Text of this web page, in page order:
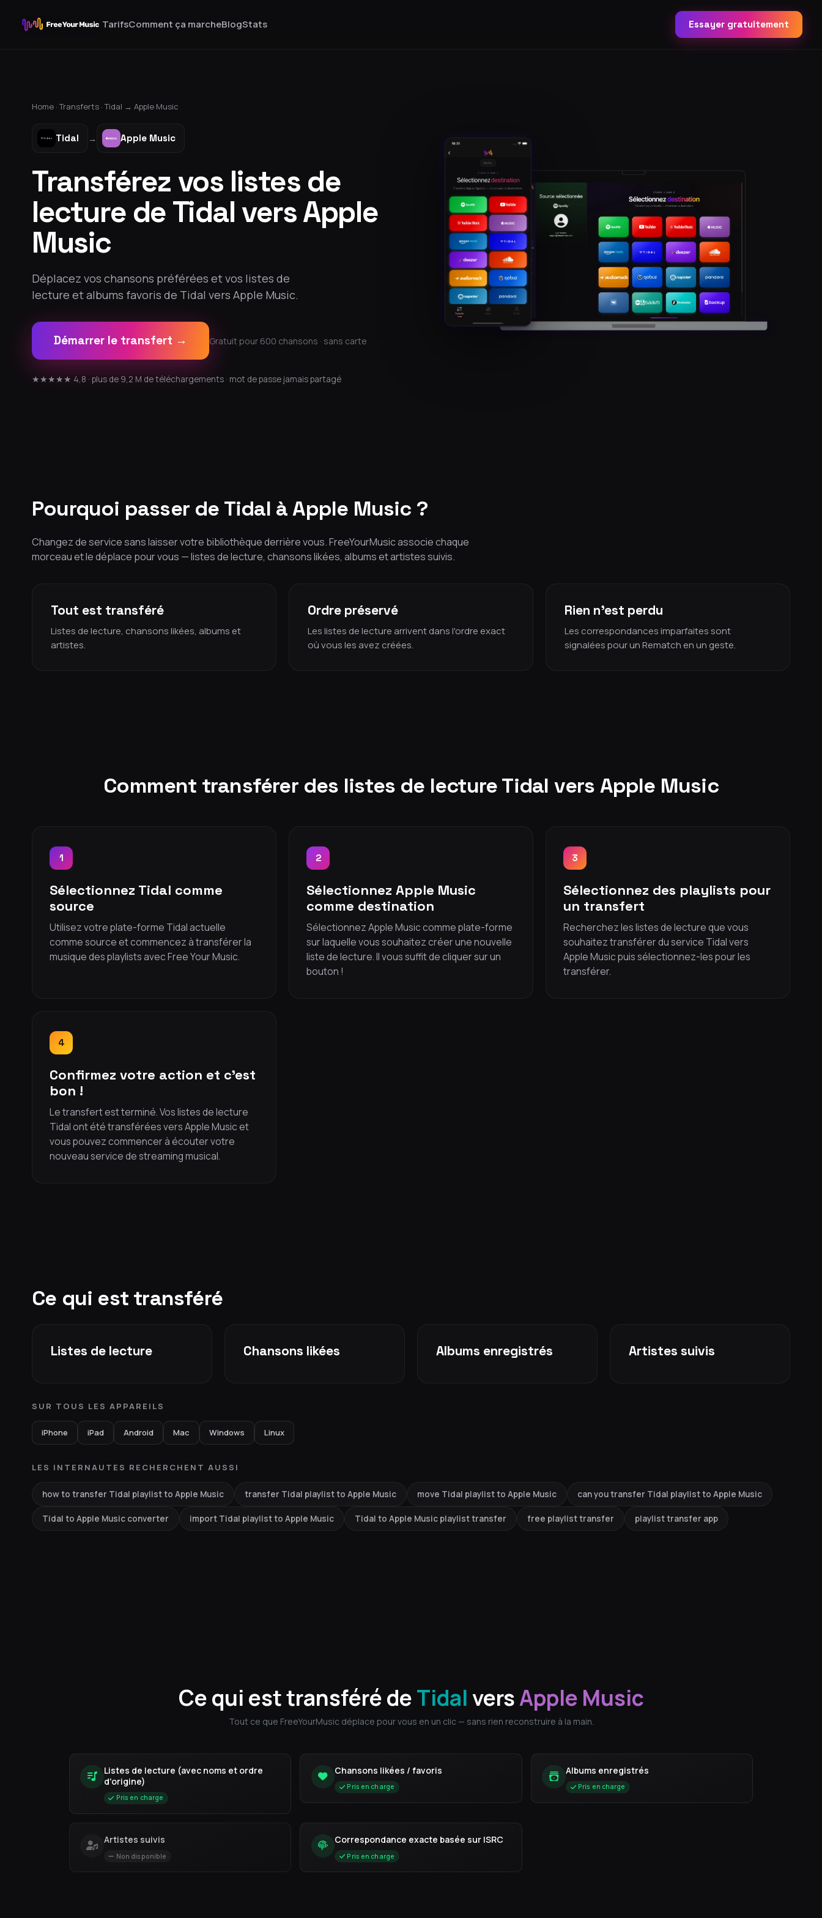
TarifsComment ça marcheBlogStats Essayer gratuitement
Home ·Transferts ·Tidal → Apple Music
Tidal → Apple Music
Transférez vos listes de
lecture de Tidal vers Apple
Music
Déplacez vos chansons préférées et vos listes de
lecture et albums favoris de Tidal vers Apple Music.
Démarrer le transfert → Gratuit pour 600 chansons · sans carte
★★★★★ 4,8 · plus de 9,2 M de téléchargements · mot de passe jamais partagé
Pourquoi passer de Tidal à Apple Music ?
Changez de service sans laisser votre bibliothèque derrière vous. FreeYourMusic associe chaque
morceau et le déplace pour vous — listes de lecture, chansons likées, albums et artistes suivis.
Tout est transféré
Listes de lecture, chansons likées, albums et
artistes.
Ordre préservé
Les listes de lecture arrivent dans l'ordre exact
où vous les avez créées.
Rien n'est perdu
Les correspondances imparfaites sont
signalées pour un Rematch en un geste.
Comment transférer des listes de lecture Tidal vers Apple Music
1
Sélectionnez Tidal comme
source
Utilisez votre plate-forme Tidal actuelle
comme source et commencez à transférer la
musique des playlists avec Free Your Music.
2
Sélectionnez Apple Music
comme destination
Sélectionnez Apple Music comme plate-forme
sur laquelle vous souhaitez créer une nouvelle
liste de lecture. Il vous suffit de cliquer sur un
bouton !
3
Sélectionnez des playlists pour
un transfert
Recherchez les listes de lecture que vous
souhaitez transférer du service Tidal vers
Apple Music puis sélectionnez-les pour les
transférer.
4
Confirmez votre action et c'est
bon !
Le transfert est terminé. Vos listes de lecture
Tidal ont été transférées vers Apple Music et
vous pouvez commencer à écouter votre
nouveau service de streaming musical.
Ce qui est transféré
Listes de lecture Chansons likées Albums enregistrés Artistes suivis
SUR TOUS LES APPAREILS
iPhone iPad Android Mac Windows Linux
LES INTERNAUTES RECHERCHENT AUSSI
how to transfer Tidal playlist to Apple Music transfer Tidal playlist to Apple Music move Tidal playlist to Apple Music can you transfer Tidal playlist to Apple Music
Tidal to Apple Music converter import Tidal playlist to Apple Music Tidal to Apple Music playlist transfer free playlist transfer playlist transfer app
Ce qui est transféré deTidalversApple Music
Tout ce que FreeYourMusic déplace pour vous en un clic — sans rien reconstruire à la main.
Listes de lecture (avec noms et ordre
d'origine)
Pris en charge
Chansons likées / favoris
Pris en charge
Albums enregistrés
Pris en charge
Artistes suivis
Non disponible
Correspondance exacte basée sur ISRC
Pris en charge